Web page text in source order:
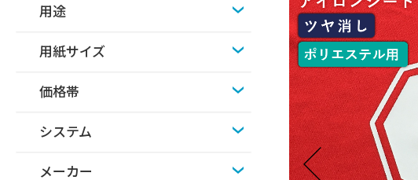
用途
用紙サイズ
価格帯
システム
メーカー